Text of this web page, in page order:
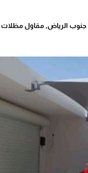
الرياض, مقاول مظلات